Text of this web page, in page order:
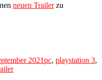
neuen Trailerzu
2021pc, playstation 3,